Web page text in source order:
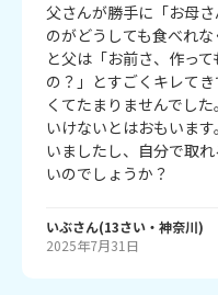
父さんが勝手に「お母
のがどうしても食べれ
と父は「お前さ、作っ
の？」とすごくキレて
くてたまりませんでし
いけないとはおもいま
いましたし、自分で取
いのでしょうか？
いぶさん(13さい・ 神奈川)
2025年7月31日